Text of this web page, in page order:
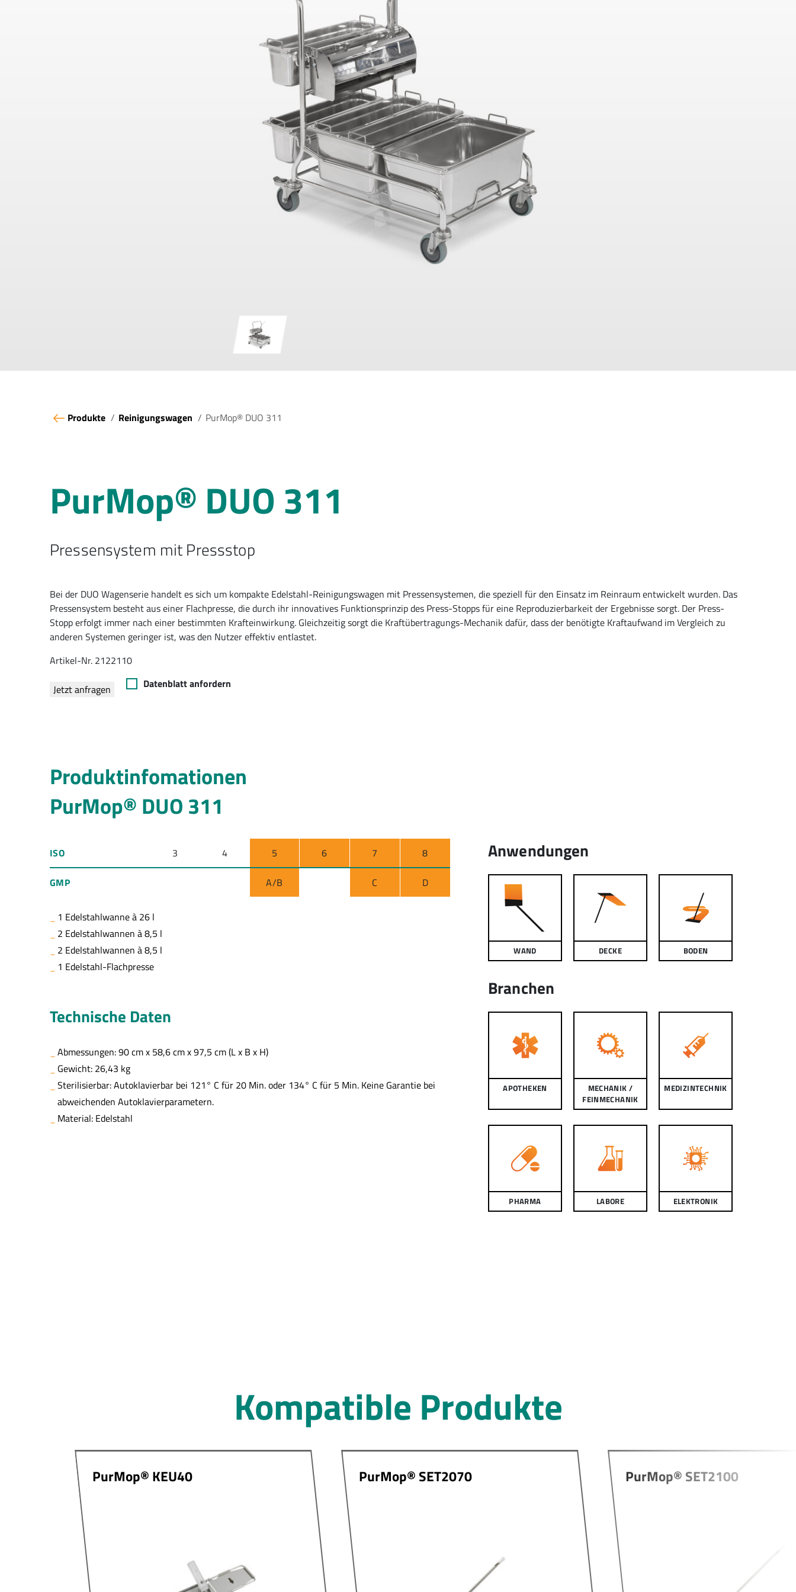
Produkte Reinigungswagen PurMop® DUO 311
PurMop® DUO 311
Pressensystem mit Pressstop
Bei der DUO Wagenserie handelt es sich um kompakte Edelstahl-Reinigungswagen mit Pressensystemen, die speziell für den Einsatz im Reinraum entwickelt wurden. Das
Pressensystem besteht aus einer Flachpresse, die durch ihr innovatives Funktionsprinzip des Press-Stopps für eine Reproduzierbarkeit der Ergebnisse sorgt. Der Press-
Stopp erfolgt immer nach einer bestimmten Krafteinwirkung. Gleichzeitig sorgt die Kraftübertragungs-Mechanik dafür, dass der benötigte Kraftaufwand im Vergleich zu
anderen Systemen geringer ist, was den Nutzer effektiv entlastet.
Artikel-Nr. 2122110
Jetzt anfragen Datenblatt anfordern
Produktinfomationen
PurMop® DUO 311
ISO 3 4 5 6 7 8
GMP A/B C D
1 Edelstahlwanne à 26 l
2 Edelstahlwannen à 8,5 l
2 Edelstahlwannen à 8,5 l
1 Edelstahl-Flachpresse
Technische Daten
Abmessungen: 90 cm x 58,6 cm x 97,5 cm (L x B x H)
Gewicht: 26,43 kg
Sterilisierbar: Autoklavierbar bei 121° C für 20 Min. oder 134° C für 5 Min. Keine Garantie bei
abweichenden Autoklavierparametern.
Material: Edelstahl
Anwendungen
WAND DECKE BODEN
Branchen
APOTHEKEN
MECHANIK /
FEINMECHANIK
MEDIZINTECHNIK
PHARMA LABORE ELEKTRONIK
Kompatible Produkte
PurMop® KEU40 PurMop® SET2070 PurMop® SET2100